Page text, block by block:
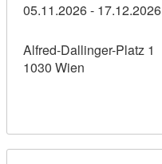
05.11.2026 - 17.12.2026
Alfred-Dallinger-Platz 1
1030 Wien